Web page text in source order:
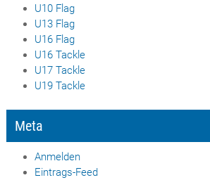
U10 Flag
U13 Flag
U16 Flag
U16 Tackle
U17 Tackle
U19 Tackle
Meta
Anmelden
Eintrags-Feed